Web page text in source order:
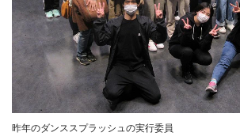
昨年のダンススプラッシュの実行委員